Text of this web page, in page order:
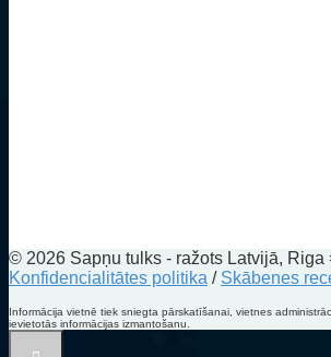
© 2026 Sapņu tulks - ražots Latvijā, Riga
Konfidencialitātes politika / Skābenes
Informācija vietnē tiek sniegta pārskatīšanai, vietnes
ievietotās informācijas izmantošanu.